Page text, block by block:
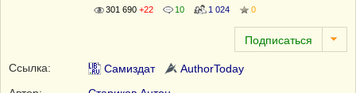
301 690 +22 10 1 024 0
Ссылка: Самиздат
AuthorToday